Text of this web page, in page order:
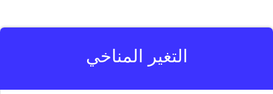
التغير المناخي